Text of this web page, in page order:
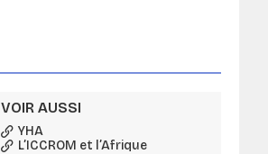
VOIR AUSSI
YHA
L’ICCROM et l’Afrique